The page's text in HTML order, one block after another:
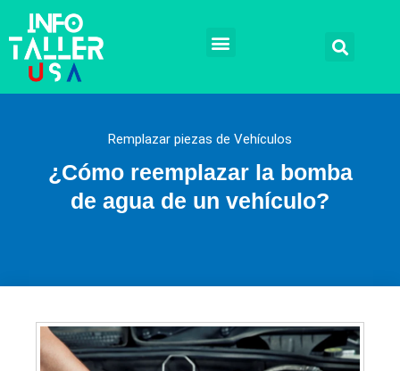
contenido
Remplazar piezas de Vehículos
¿Cómo reemplazar la bomba
de agua de un vehículo?